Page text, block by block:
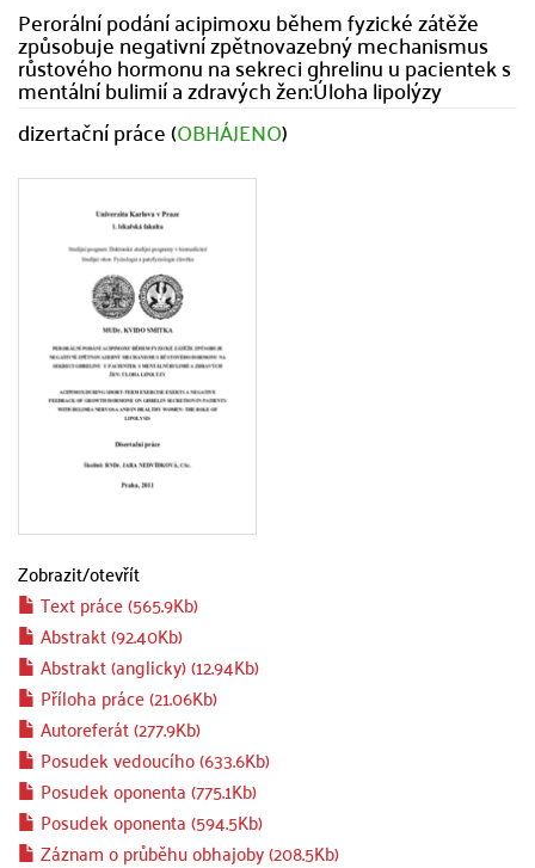
Perorální podání acipimoxu během fyzické zátěže
způsobuje negativní zpětnovazebný mechanismus
růstového hormonu na sekreci ghrelinu u pacientek s
mentální bulimií a zdravých žen:Úloha lipolýzy
dizertační práce (OBHÁJENO)
Zobrazit/otevřít
Text práce (565.9Kb)
Abstrakt (92.40Kb)
Abstrakt (anglicky) (12.94Kb)
Příloha práce (21.06Kb)
Autoreferát (277.9Kb)
Posudek vedoucího (633.6Kb)
Posudek oponenta (775.1Kb)
Posudek oponenta (594.5Kb)
Záznam o průběhu obhajoby (208.5Kb)